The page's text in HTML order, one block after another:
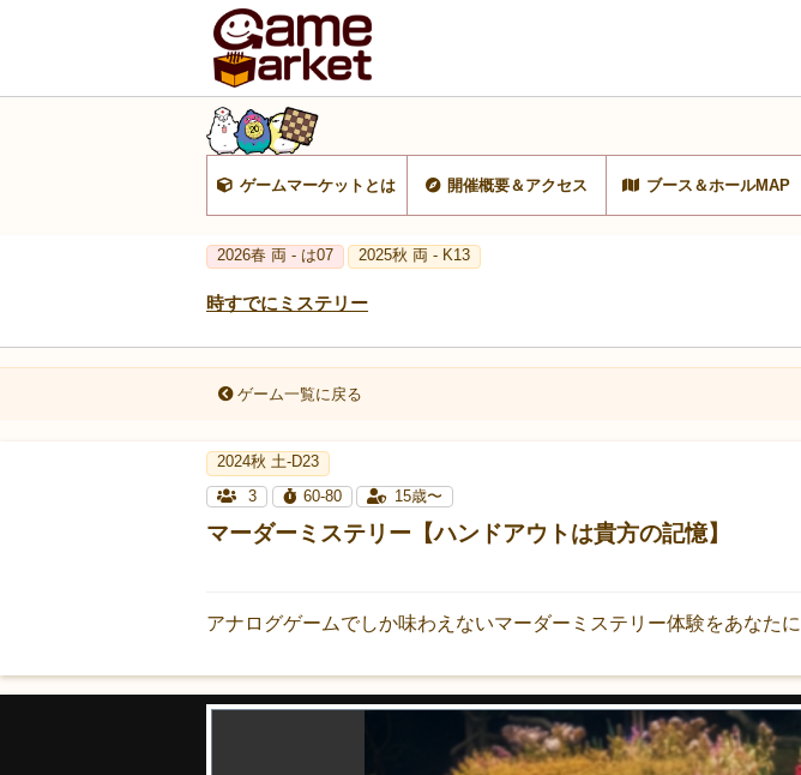
ゲームマーケットとは 開催概要＆アクセス ブース＆ホールMAP
2026春 両 - は07 2025秋 両 - K13
時すでにミステリー
ゲーム一覧に戻る
2024秋 土-D23
3
60-80 15歳〜
マーダーミステリー【ハンドアウトは貴方の記憶】
アナログゲームでしか味わえないマーダーミステリー体験をあなたに